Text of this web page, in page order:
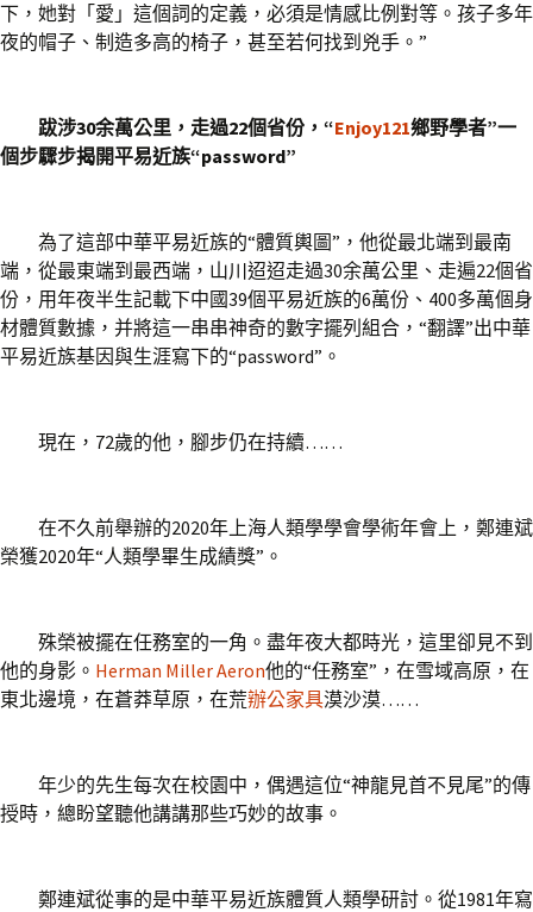
下，她對「愛」這個詞的定義，必須是情感比例對等。孩子多年
夜的帽子、制造多高的椅子，甚至若何找到兇手。”
跋涉30余萬公里，走過22個省份，“Enjoy121鄉野學者”一
個步驟步揭開平易近族“password”
為了這部中華平易近族的“體質輿圖”，他從最北端到最南
端，從最東端到最西端，山川迢迢走過30余萬公里、走遍22個省
份，用年夜半生記載下中國39個平易近族的6萬份、400多萬個身
材體質數據，并將這一串串神奇的數字擺列組合，“翻譯”出中華
平易近族基因與生涯寫下的“password”。
現在，72歲的他，腳步仍在持續……
在不久前舉辦的2020年上海人類學學會學術年會上，鄭連斌
榮獲2020年“人類學畢生成績獎”。
殊榮被擺在任務室的一角。盡年夜大都時光，這里卻見不到
他的身影。 Herman Miller Aeron他的“任務室”，在雪域高原，在
東北邊境，在蒼莽草原，在荒辦公家具漠沙漠……
年少的先生每次在校園中，偶遇這位“神龍見首不見尾”的傳
授時，總盼望聽他講講那些巧妙的故事。
鄭連斌從事的是中華平易近族體質人類學研討。從1981年寫